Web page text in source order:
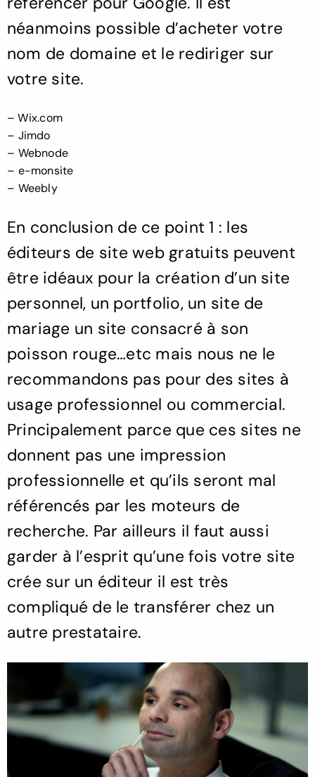
néanmoins possible d’acheter votre
nom de domaine et le rediriger sur
votre site.
– Wix.com
– Jimdo
– Webnode
– e-monsite
– Weebly
En conclusion de ce point 1 : les
éditeurs de site web gratuits peuvent
être idéaux pour la création d’un site
personnel, un portfolio, un site de
mariage un site consacré à son
poisson rouge…etc mais nous ne le
recommandons pas pour des sites à
usage professionnel ou commercial.
Principalement parce que ces sites ne
donnent pas une impression
professionnelle et qu’ils seront mal
référencés par les moteurs de
recherche. Par ailleurs il faut aussi
garder à l’esprit qu’une fois votre site
crée sur un éditeur il est très
compliqué de le transférer chez un
autre prestataire.